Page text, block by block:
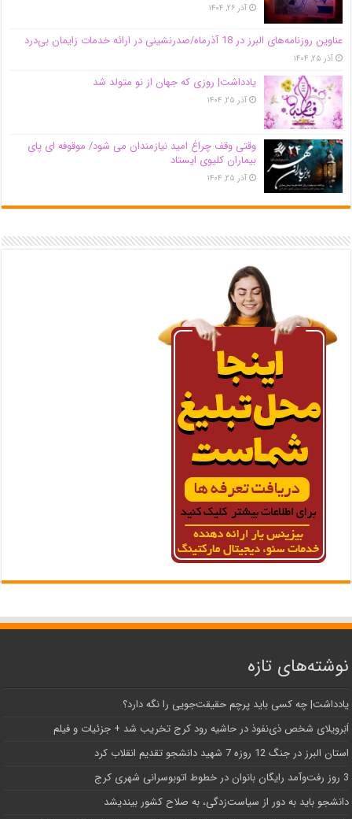
آذر ۲۶, ۱۴۰۴
عناوین روزنامه‌های البرز در ‌18 آذرماه/صدرنشینی در ارائه خدمات زایمان بی‌درد
آذر ۲۵, ۱۴۰۴
یادداشت| روزی که جهان از نو متولد شد
آذر ۲۵, ۱۴۰۴
وقتی وقف چراغ امید نیازمندان می شود/ موقوفه ای پای
بیماران کلیوی ایستاد
آذر ۲۵, ۱۴۰۴
نوشته‌های تازه
یادداشت| ‌چه کسی باید پرچم حقیقت‌جویی را نگه دارد؟
اَبَر‌ویلای شخص ذی‌نفوذ در حاشیه‌ رود کرج تخریب شد + جزئیات و فیلم
استان البرز در جنگ 12 روزه 7 شهید دانشجو تقدیم انقلاب کرد
3 روز رفت‌وآمد رایگان بانوان در خطوط اتوبوسرانی شهری کرج
دانشجو باید به دور از سیاست‌زدگی، به صلاح کشور بیندیشد